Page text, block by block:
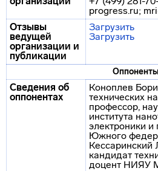
progress.ru;
Отзывы
ведущей
организации и
публикации
Загрузить
Загрузить
Оппоненты
Сведения об
оппонентах
Коноплев
технических
профессор,
института
электроники и
Южного
кандидат
доцент НИЯУ